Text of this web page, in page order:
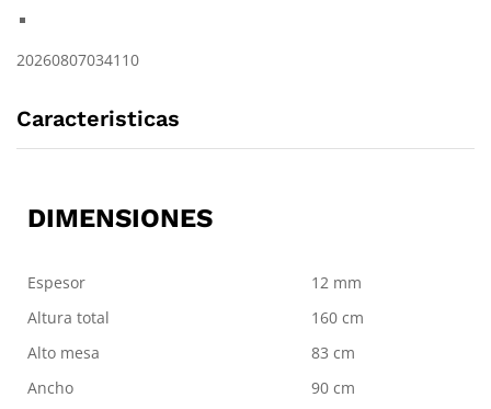
20260807034110
Caracteristicas
DIMENSIONES
Espesor
12 mm
Altura total
160 cm
Alto mesa
83 cm
Ancho
90 cm